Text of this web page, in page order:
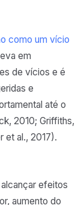
como um vício
em
de vícios e é
e
até o
2010; Griffiths,
et al., 2017).
efeitos
aumento do